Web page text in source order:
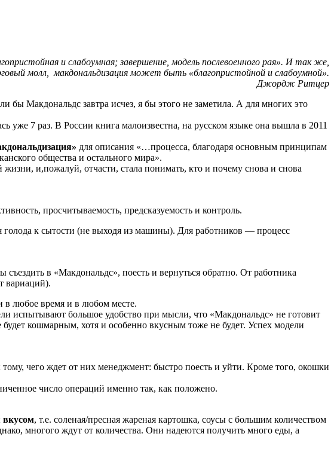
и слабоумная; завершение, модель послевоенного рая». И так же,
молл, макдональдизация может быть «благопристойной и слабоумной».
Джордж Ритцер
Макдональдс завтра исчез, я бы этого не заметила. А для многих это
уже 7 раз. В России книга малоизвестна, на русском языке она вышла в 2011
для описания «…процесса, благодаря основным принципам
общества и остального мира».
и,пожалуй, отчасти, стала понимать, кто и почему снова и снова
просчитываемость, предсказуемость и контроль.
к сытости (не выходя из машины). Для работников — процесс
в «Макдональдс», поесть и вернуться обратно. От работника
вариаций).
в любое время и в любом месте.
испытывают большое удобство при мысли, что «Макдональдс» не готовит
кошмарным, хотя и особенно вкусным тоже не будет. Успех модели
чего ждет от них менеджмент: быстро поесть и уйти. Кроме того, окошки
число операций именно так, как положено.
вкусом, т.е. соленая/пресная жареная картошка, соусы с большим количеством
многого ждут от количества. Они надеются получить много еды, а